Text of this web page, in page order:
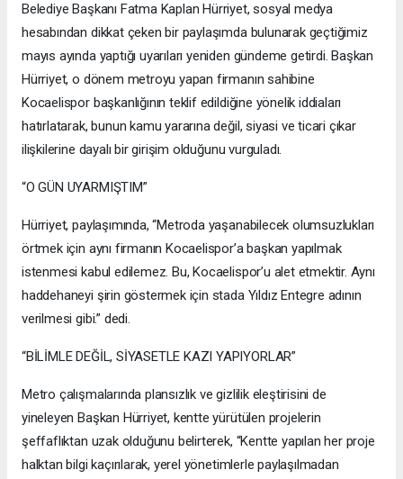
Belediye Başkanı Fatma Kaplan Hürriyet, sosyal medya
hesabından dikkat çeken bir paylaşımda bulunarak geçtiğimiz
mayıs ayında yaptığı uyarıları yeniden gündeme getirdi. Başkan
Hürriyet, o dönem metroyu yapan firmanın sahibine
Kocaelispor başkanlığının teklif edildiğine yönelik iddiaları
hatırlatarak, bunun kamu yararına değil, siyasi ve ticari çıkar
ilişkilerine dayalı bir girişim olduğunu vurguladı.
“O GÜN UYARMIŞTIM”
Hürriyet, paylaşımında, “Metroda yaşanabilecek olumsuzlukları
örtmek için aynı firmanın Kocaelispor’a başkan yapılmak
istenmesi kabul edilemez. Bu, Kocaelispor’u alet etmektir. Aynı
haddehaneyi şirin göstermek için stada Yıldız Entegre adının
verilmesi gibi.” dedi.
“BİLİMLE DEĞİL, SİYASETLE KAZI YAPIYORLAR”
Metro çalışmalarında plansızlık ve gizlilik eleştirisini de
yineleyen Başkan Hürriyet, kentte yürütülen projelerin
şeffaflıktan uzak olduğunu belirterek, “Kentte yapılan her proje
halktan bilgi kaçırılarak, yerel yönetimlerle paylaşılmadan